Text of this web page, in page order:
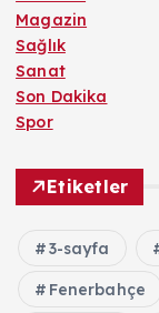
Magazin
Sağlık
Sanat
Son Dakika
Spor
Etiketler
3-sayfa
Fenerbahçe